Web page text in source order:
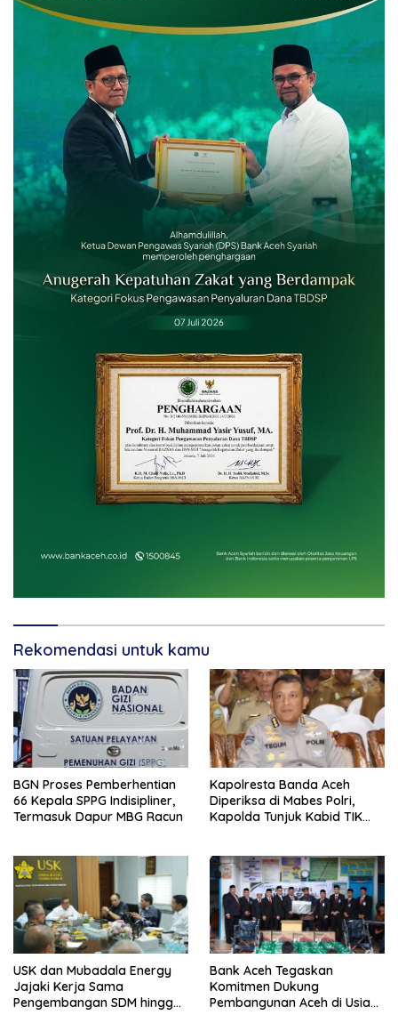
Rekomendasi untuk kamu
BGN Proses Pemberhentian
66 Kepala SPPG Indisipliner,
Termasuk Dapur MBG Racun
Kapolresta Banda Aceh
Diperiksa di Mabes Polri,
Kapolda Tunjuk Kabid TIK
USK dan Mubadala Energy
Jajaki Kerja Sama
Pengembangan SDM hingga
Bank Aceh Tegaskan
Komitmen Dukung
Pembangunan Aceh di Usia